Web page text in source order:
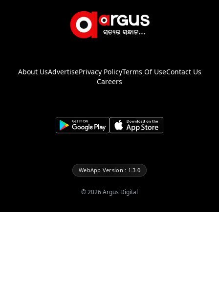
About UsAdvertisePrivacy PolicyTerms Of UseContact Us
Careers
WebApp Version : 1.3.0
©2026Argus Digital